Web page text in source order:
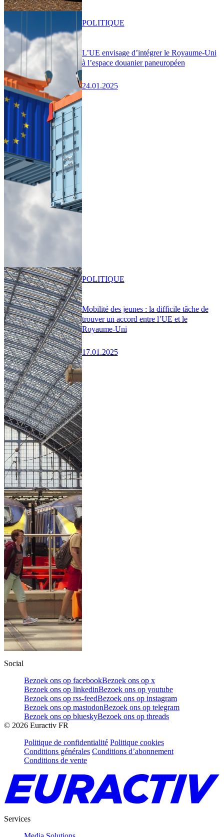
L’UE envisage d’intégrer le Royaume-Uni
à l’espace douanier paneuropéen
24.01.2025
POLITIQUE
Mobilité des jeunes : la difficile tâche de
trouver un accord entre l’UE et le
Royaume-Uni
17.01.2025
POLITIQUE
Social
Bezoek ons op facebookBezoek ons op x
Bezoek ons op linkedinBezoek ons op youtube
Bezoek ons op rss-feedBezoek ons op instagram
Bezoek ons op mastodonBezoek ons op telegram
Bezoek ons op blueskyBezoek ons op threads
© 2026 Euractiv FR
Politique de confidentialité Politique cookies
Conditions générales Conditions d’abonnement
Conditions de vente
Services